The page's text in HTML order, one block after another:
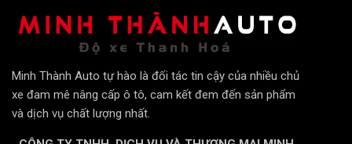
Minh Thành Auto tự hào là đối tác tin cậy của nhiều chủ
xe đam mê nâng cấp ô tô, cam kết đem đến sản phẩm
và dịch vụ chất lượng nhất.